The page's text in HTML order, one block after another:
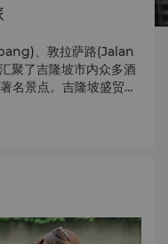
、敦拉萨路(Jalan
聚了吉隆坡市内众多酒
名景点。吉隆坡盛贸饭
接桥，助您轻松前往主